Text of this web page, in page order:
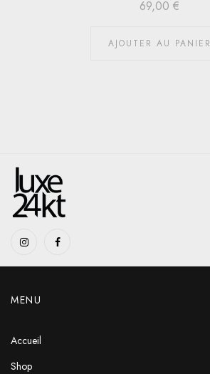
69,00 €
AJOUTER AU PANIER
MENU
Accueil
Shop